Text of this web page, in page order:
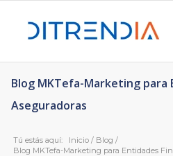
Blog MKTefa-Marketing para
Aseguradoras
Tú estás aquí: Inicio / Blog /
Blog MKTefa-Marketing para Entidades